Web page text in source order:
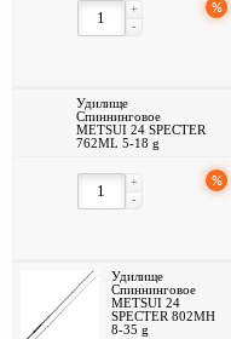
-
+ %
Удилище
Спиннинговое
METSUI 24 SPECTER
762ML 5-18 g
-
+ %
Удилище
Спиннинговое
METSUI 24
SPECTER 802MH
8-35 g